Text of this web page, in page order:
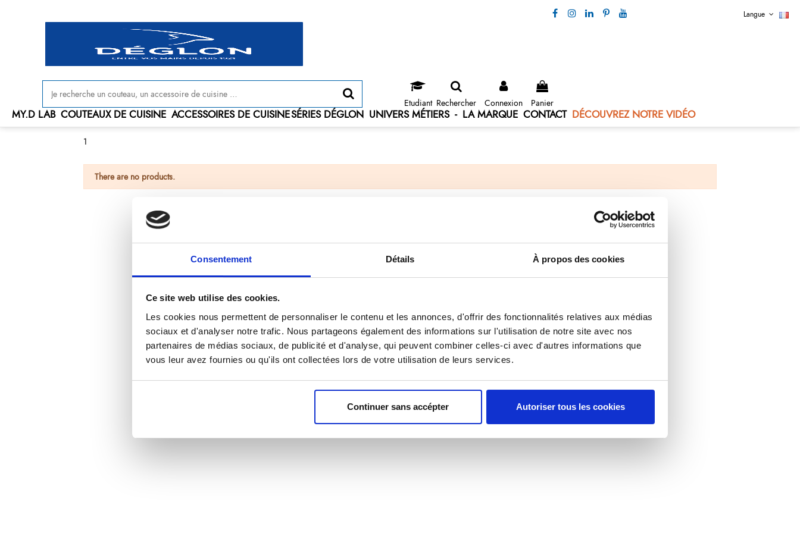
Consentement Détails À propos des cookies
Ce site web utilise des cookies.
Les cookies nous permettent de personnaliser le contenu et les annonces, d'offrir des fonctionnalités relatives aux médias
sociaux et d'analyser notre trafic. Nous partageons également des informations sur l'utilisation de notre site avec nos
partenaires de médias sociaux, de publicité et d'analyse, qui peuvent combiner celles-ci avec d'autres informations que
vous leur avez fournies ou qu'ils ont collectées lors de votre utilisation de leurs services.
Continuer sans accépter Autoriser tous les cookies
Langue
Etudiant Rechercher Connexion Panier
MY.D LAB COUTEAUX DE CUISINE ACCESSOIRES DE CUISINESÉRIES DÉGLON UNIVERS MÉTIERS - LA MARQUE CONTACT DÉCOUVREZ NOTRE VIDÉO
1
There are no products.